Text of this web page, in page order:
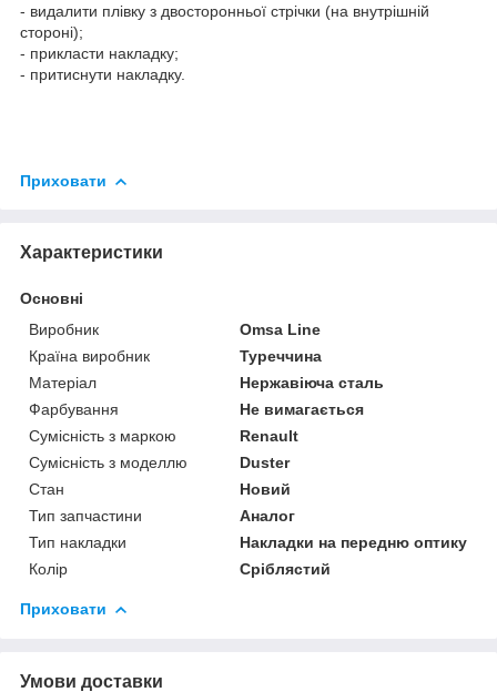
- видалити плівку з двосторонньої стрічки (на внутрішній
стороні);
- прикласти накладку;
- притиснути накладку.
Приховати
Характеристики
Основні
Виробник
Omsa Line
Країна виробник
Туреччина
Матеріал
Нержавіюча сталь
Фарбування
Не вимагається
Сумісність з маркою
Renault
Сумісність з моделлю
Duster
Стан
Новий
Тип запчастини
Аналог
Тип накладки
Накладки на передню оптику
Колір
Сріблястий
Приховати
Умови доставки